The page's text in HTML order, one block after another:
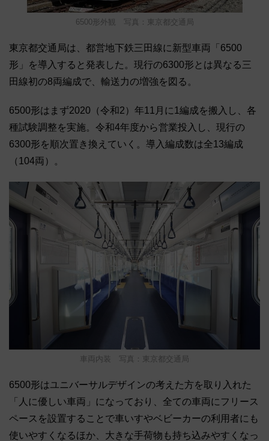
6500形外観 写真：東京都交通局
東京都交通局は、都営地下鉄三田線に新型車両「6500
形」を導入すると発表した。現行の6300形とは異なる三
田線初の8両編成で、輸送力の増強を図る。
6500形はまず2020（令和2）年11月に1編成を搬入し、各
種試験調整を実施。令和4年度から営業投入し、現行の
6300形を順次置き換えていく。導入編成数は全13編成
（104両）。
車両内装 写真：東京都交通局
6500形はユニバーサルデザインの考えた方を取り入れた
「人に優しい車両」になっており、全ての車両にフリース
ペースを設置することで車いすやベビーカーの利用者にも
使いやすくなるほか、大きな手荷物も持ち込みやすくなっ